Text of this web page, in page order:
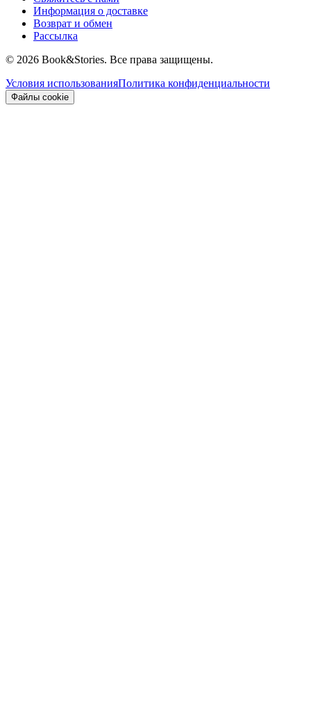
Информация о доставке
Возврат и обмен
Рассылка
© 2026 Book&Stories. Все права защищены.
Условия использованияПолитика конфиденциальности
Файлы cookie